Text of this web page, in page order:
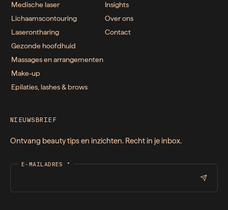
Medische laser
Lichaamscontouring
Laserontharing
Gezonde hoofdhuid
Massages en arrangementen
Make-up
Epilaties, lashes & brows
Insights
Over ons
Contact
NIEUWSBRIEF
Ontvang beauty tips en inzichten. Recht in je inbox.
E-MAILADRES *